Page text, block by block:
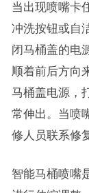
当出现喷嘴卡
冲洗按钮或自
闭马桶盖的电
顺着前后方向
马桶盖电源，
常伸出。当喷
修人员联系修
智能马桶喷嘴